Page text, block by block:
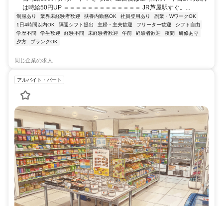
は時給50円UP ＝＝＝＝＝＝＝＝＝＝＝＝＝ JR芦屋駅すぐ。...
制服あり 業界未経験者歓迎 扶養内勤務OK 社員登用あり
副業・WワークOK
1日4時間以内OK
隔週シフト提出 主婦・主夫歓迎 フリーター歓迎
シフト自由
学歴不問
学生歓迎 経験不問 未経験者歓迎 午前 経験者歓迎 夜間
研修あり
夕方
ブランクOK
同じ企業の求人
アルバイト・パート